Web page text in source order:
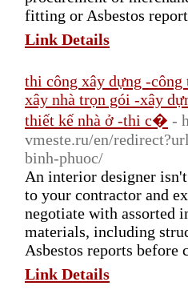
fitting or Asbestos
Link Details
thi công xây dựng -
xây nhà trọn gói -xây
thiết kế nhà ở -thi c� -
vmeste.ru/en/
binh-phuoc/
An interior designer
to your contractor and
negotiate with assorted
materials, including
Asbestos reports
Link Details